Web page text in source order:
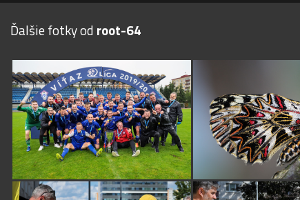
Ďalšie fotky od root-64